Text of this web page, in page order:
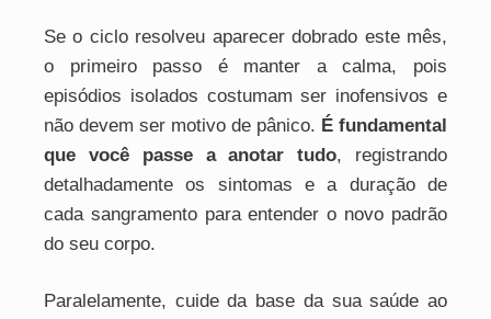
Se o ciclo resolveu aparecer dobrado este mês,
o primeiro passo é manter a calma, pois
episódios isolados costumam ser inofensivos e
não devem ser motivo de pânico. É fundamental
que você passe a anotar tudo, registrando
detalhadamente os sintomas e a duração de
cada sangramento para entender o novo padrão
do seu corpo.
Paralelamente, cuide da base da sua saúde ao